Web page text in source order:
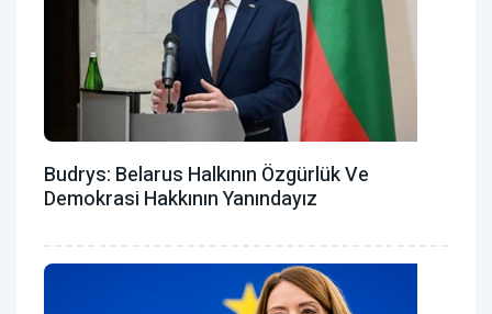
Budrys: Belarus Halkının Özgürlük Ve
Demokrasi Hakkının Yanındayız